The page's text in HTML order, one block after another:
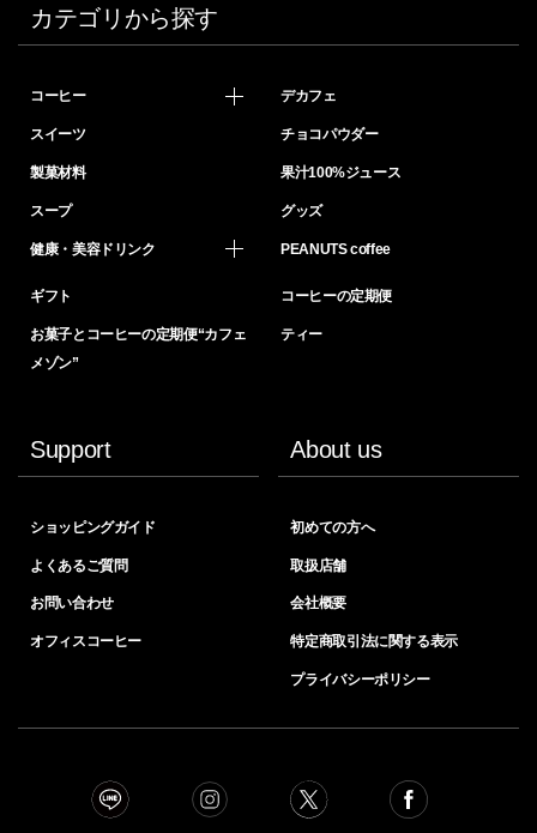
カテゴリから探す
コーヒー デカフェ
スイーツ チョコパウダー
製菓材料 果汁100%ジュース
スープ グッズ
健康・美容ドリンク PEANUTS coffee
ギフト コーヒーの定期便
お菓子とコーヒーの定期便“カフェ
メゾン”
ティー
Support
ショッピングガイド
よくあるご質問
お問い合わせ
オフィスコーヒー
About us
初めての方へ
取扱店舗
会社概要
特定商取引法に関する表示
プライバシーポリシー